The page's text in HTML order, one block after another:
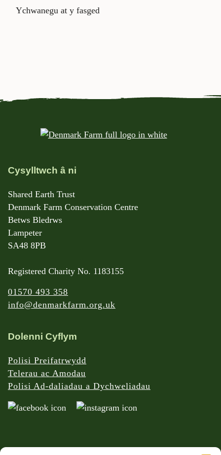
Ychwanegu at y fasged
Cysylltwch â ni
Shared Earth Trust
Denmark Farm Conservation Centre
Betws Bledrws
Lampeter
SA48 8PB
Registered Charity No. 1183155
01570 493 358
info@denmarkfarm.org.uk
Dolenni Cyflym
Polisi Preifatrwydd
Telerau ac Amodau
Polisi Ad-daliadau a Dychweliadau